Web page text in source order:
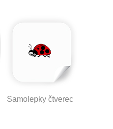
Samolepky čtverec